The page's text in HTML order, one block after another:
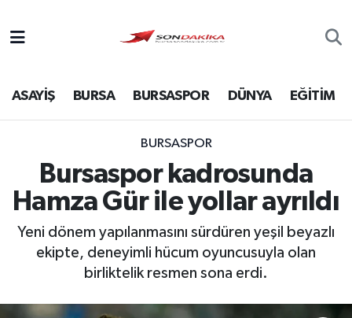
ASAYİŞ BURSA BURSASPOR DÜNYA EĞİTİM
BURSASPOR
Bursaspor kadrosunda
Hamza Gür ile yollar ayrıldı
Yeni dönem yapılanmasını sürdüren yeşil beyazlı
ekipte, deneyimli hücum oyuncusuyla olan
birliktelik resmen sona erdi.
Bursa
Ekonomi
Genel